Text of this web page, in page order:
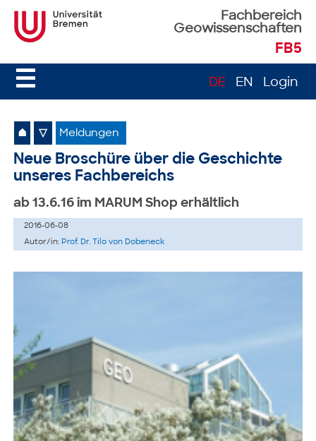
Fachbereich
Geowissenschaften
FB5
☰ DE EN Login
⌂ ▽ Meldungen
Neue Broschüre über die Geschichte
unseres Fachbereichs
ab 13.6.16 im MARUM Shop erhältlich
2016-06-08
Autor/in: Prof. Dr. Tilo von Dobeneck